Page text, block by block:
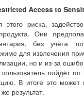
Access to
риска,
Они
без учёта
для извлечения
но и из-за
пользователь пойдёт
В итоге это
результат.